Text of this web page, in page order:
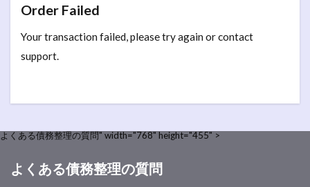
Order Failed
Your transaction failed, please try again or contact
support.
よくある債務整理の質問" width="768" height="455" >
よくある債務整理の質問